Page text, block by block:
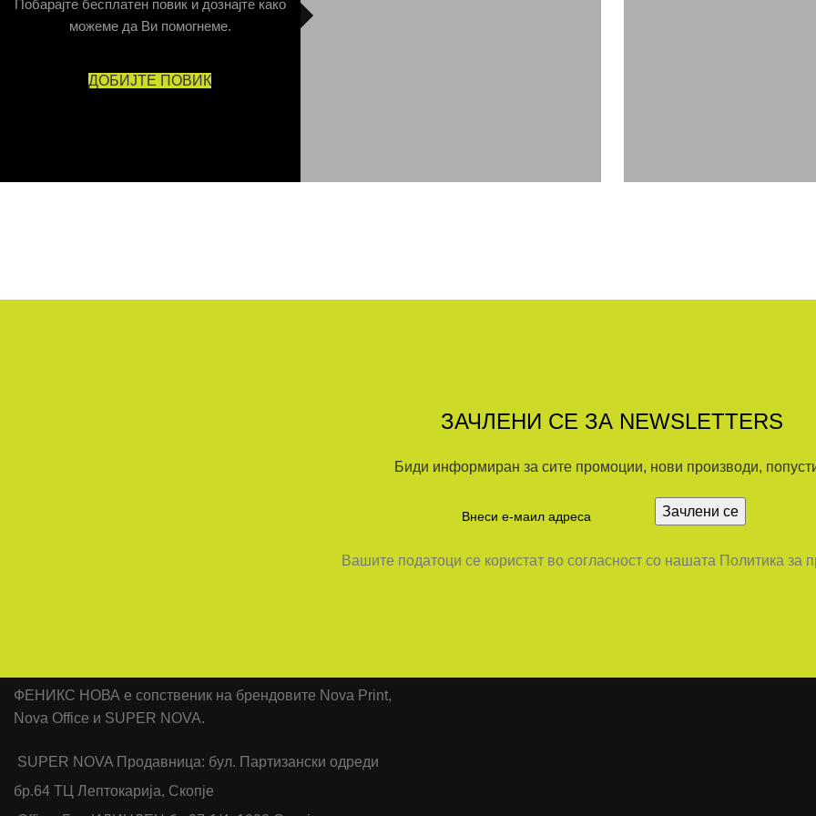
Побарајте бесплатен повик и дознајте како
можеме да Ви помогнеме.
ДОБИЈТЕ ПОВИК
ЗАЧЛЕНИ СЕ ЗА NEWSLETTERS
Биди информиран за сите промоции, нови производи,
Вашите податоци се користат во согласност со нашата Политика за
ФЕНИКС НОВА е сопственик на брендовите Nova Print,
Nova Office и SUPER NOVA.
SUPER NOVA Продавница: бул. Партизански одреди
бр.64 ТЦ Лептокарија, Скопје